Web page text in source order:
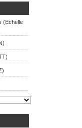
(Echelle